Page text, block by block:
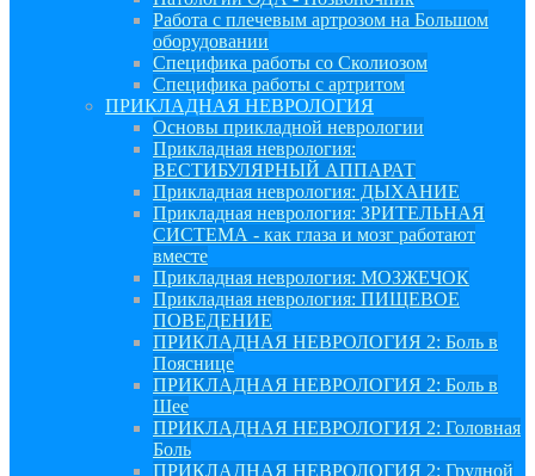
Работа с плечевым артрозом на Большом
оборудовании
Специфика работы со Сколиозом
Специфика работы с артритом
ПРИКЛАДНАЯ НЕВРОЛОГИЯ
Основы прикладной неврологии
Прикладная неврология:
ВЕСТИБУЛЯРНЫЙ АППАРАТ
Прикладная неврология: ДЫХАНИЕ
Прикладная неврология: ЗРИТЕЛЬНАЯ
СИСТЕМА - как глаза и мозг работают
вместе
Прикладная неврология: МОЗЖЕЧОК
Прикладная неврология: ПИЩЕВОЕ
ПОВЕДЕНИЕ
ПРИКЛАДНАЯ НЕВРОЛОГИЯ 2: Боль в
Пояснице
ПРИКЛАДНАЯ НЕВРОЛОГИЯ 2: Боль в
Шее
ПРИКЛАДНАЯ НЕВРОЛОГИЯ 2: Головная
Боль
ПРИКЛАДНАЯ НЕВРОЛОГИЯ 2: Грудной